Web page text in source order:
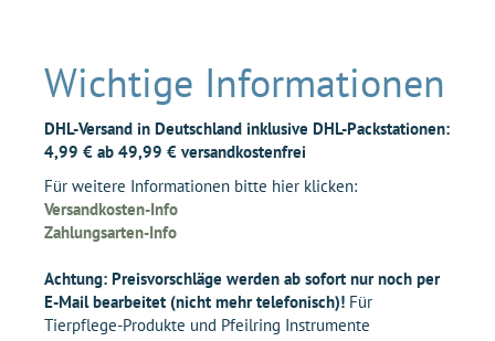
Wichtige Informationen
DHL-Versand in Deutschland inklusive DHL-Packstationen:
4,99 € ab 49,99 € versandkostenfrei
Für weitere Informationen bitte hier klicken:
Versandkosten-Info
Zahlungsarten-Info
Achtung: Preisvorschläge werden ab sofort nur noch per
E-Mail bearbeitet (nicht mehr telefonisch)! Für
Tierpflege-Produkte und Pfeilring Instrumente